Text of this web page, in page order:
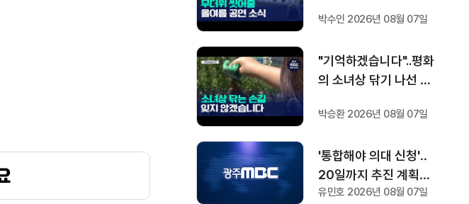
박수인 2026년 08월 07일
"기억하겠습니다"..평화
의 소녀상 닦기 나선 학
박승환 2026년 08월 07일
'통합해야 의대 신청'‥
20일까지 추진 계획서
요청
유민호 2026년 08월 07일